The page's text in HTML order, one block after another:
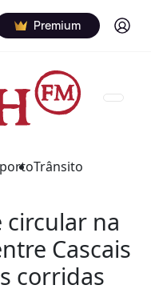
Premium Log in
Trânsito
na
Cascais
corridas